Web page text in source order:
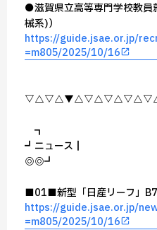
●滋賀県立高等専門学校教員
械系)）
https://guide.jsae.or.jp/
=m805/2025/10/16
┏━━━━┓
┏┛ニュース┃
┗◎━━◎━┛
■01■新型「日産リーフ」
https://guide.jsae.or.jp/
=m805/2025/10/16